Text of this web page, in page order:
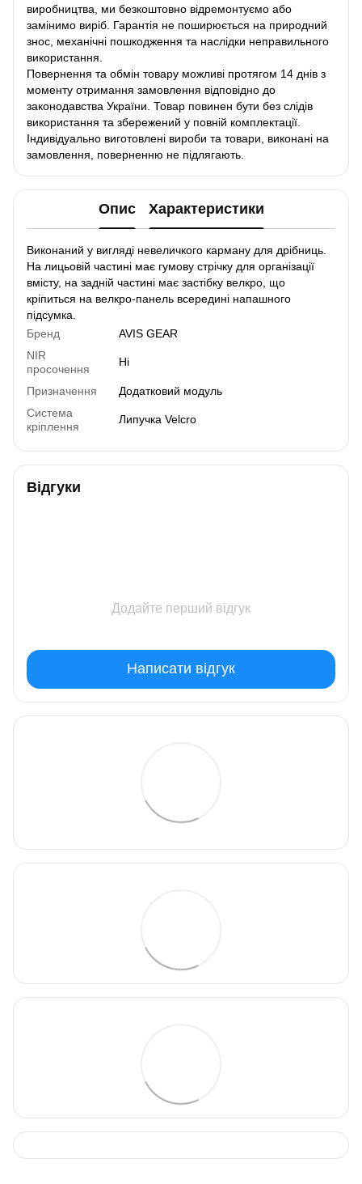
виробництва, ми безкоштовно відремонтуємо або
замінимо виріб. Гарантія не поширюється на природний
знос, механічні пошкодження та наслідки неправильного
використання.
Повернення та обмін товару можливі протягом 14 днів з
моменту отримання замовлення відповідно до
законодавства України. Товар повинен бути без слідів
використання та збережений у повній комплектації.
Індивідуально виготовлені вироби та товари, виконані на
замовлення, поверненню не підлягають.
Опис Характеристики
Виконаний у вигляді невеличкого карману для дрібниць.
На лицьовій частині має гумову стрічку для організації
вмісту, на задній частині має застібку велкро, що
кріпиться на велкро-панель всередині напашного
підсумка.
Бренд
AVIS GEAR
NIR
просочення
Ні
Призначення
Додатковий модуль
Система
кріплення
Липучка Velcro
Відгуки
Додайте перший відгук
Написати відгук